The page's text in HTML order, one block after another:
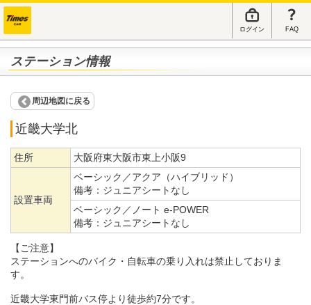
ログイン FAQ
ステーション情報
周辺地図に戻る
近畿大学北
住所 大阪府東大阪市東上小阪9
設置車両
ベーシック／アクア（ハイブリッド）
備考： ジュニアシートなし
ベーシック／ノート e-POWER
備考： ジュニアシートなし
【ご注意】
ステーションへのバイク・自転車の乗り入れは禁止しておりま
す。
近畿大学東門前バス停より徒歩約7分です。